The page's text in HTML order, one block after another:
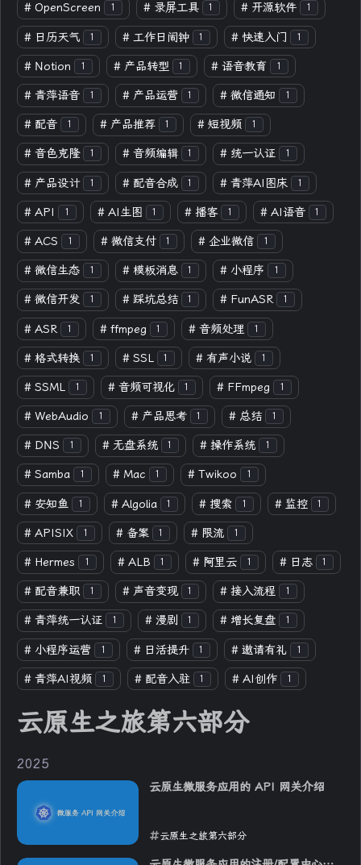
# OpenScreen 1 # 录屏工具 1 # 开源软件 1
# 日历天气 1 # 工作日闹钟 1 # 快速入门 1
# Notion 1 # 产品转型 1 # 语音教育 1
# 青萍语音 1 # 产品运营 1 # 微信通知 1
# 配音 1 # 产品推荐 1 # 短视频 1
# 音色克隆 1 # 音频编辑 1 # 统一认证 1
# 产品设计 1 # 配音合成 1 # 青萍AI图床 1
# API 1 # AI生图 1 # 播客 1 # AI语音 1
# ACS 1 # 微信支付 1 # 企业微信 1
# 微信生态 1 # 模板消息 1 # 小程序 1
# 微信开发 1 # 踩坑总结 1 # FunASR 1
# ASR 1 # ffmpeg 1 # 音频处理 1
# 格式转换 1 # SSL 1 # 有声小说 1
# SSML 1 # 音频可视化 1 # FFmpeg 1
# WebAudio 1 # 产品思考 1 # 总结 1
# DNS 1 # 无盘系统 1 # 操作系统 1
# Samba 1 # Mac 1 # Twikoo 1
# 安知鱼 1 # Algolia 1 # 搜索 1 # 监控 1
# APISIX 1 # 备案 1 # 限流 1
# Hermes 1 # ALB 1 # 阿里云 1 # 日志 1
# 配音兼职 1 # 声音变现 1 # 接入流程 1
# 青萍统一认证 1 # 漫剧 1 # 增长复盘 1
# 小程序运营 1 # 日活提升 1 # 邀请有礼 1
# 青萍AI视频 1 # 配音入驻 1 # AI创作 1
云原生之旅第六部分
2025
云原生微服务应用的 API 网关介绍
云原生之旅第六部分